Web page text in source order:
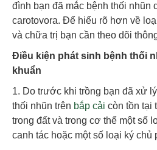
đình bạn đã mắc bệnh thối nhũn
carotovora. Để hiểu rõ hơn về
và chữa trị bạn cần theo dõi
Điều kiện phát sinh bệnh thối
khuẩn
1. Do trước khi trồng bạn đã xử
thối nhũn trên bắp cải còn tồn tại
trong đất và trong cơ thể một số
canh tác hoặc một số loại ký chủ